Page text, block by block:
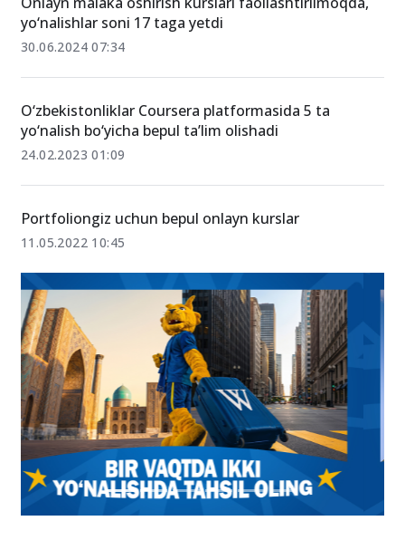
yo‘nalishlar soni 17 taga yetdi
30.06.2024 07:34
O‘zbekistonliklar Coursera platformasida 5 ta
yo‘nalish bo‘yicha bepul ta’lim olishadi
24.02.2023 01:09
Portfoliongiz uchun bepul onlayn kurslar
11.05.2022 10:45